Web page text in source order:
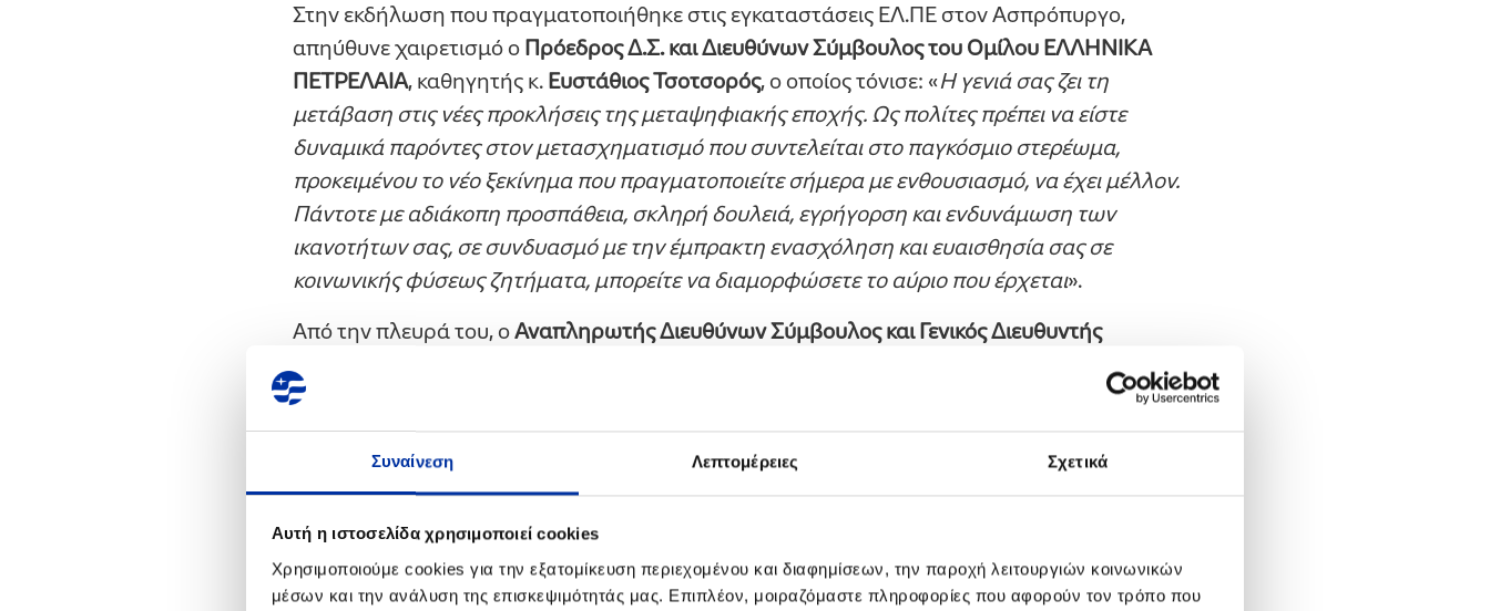
Συναίνεση Λεπτομέρειες Σχετικά
Αυτή η ιστοσελίδα χρησιμοποιεί cookies
Χρησιμοποιούμε cookies για την εξατομίκευση περιεχομένου και διαφημίσεων, την παροχή λειτουργιών κοινωνικών
μέσων και την ανάλυση της επισκεψιμότητάς μας. Επιπλέον, μοιραζόμαστε πληροφορίες που αφορούν τον τρόπο που
Στην εκδήλωση που πραγματοποιήθηκε στις εγκαταστάσεις ΕΛ.ΠΕ στον Ασπρόπυργο,
απηύθυνε χαιρετισμό ο Πρόεδρος Δ.Σ. και Διευθύνων Σύμβουλος του Ομίλου ΕΛΛΗΝΙΚΑ
ΠΕΤΡΕΛΑΙΑ, καθηγητής κ. Ευστάθιος Τσοτσορός, ο οποίος τόνισε: «Η γενιά σας ζει τη
μετάβαση στις νέες προκλήσεις της μεταψηφιακής εποχής. Ως πολίτες πρέπει να είστε
δυναμικά παρόντες στον μετασχηματισμό που συντελείται στο παγκόσμιο στερέωμα,
προκειμένου το νέο ξεκίνημα που πραγματοποιείτε σήμερα με ενθουσιασμό, να έχει μέλλον.
Πάντοτε με αδιάκοπη προσπάθεια, σκληρή δουλειά, εγρήγορση και ενδυνάμωση των
ικανοτήτων σας, σε συνδυασμό με την έμπρακτη ενασχόληση και ευαισθησία σας σε
κοινωνικής φύσεως ζητήματα, μπορείτε να διαμορφώσετε το αύριο που έρχεται».
Από την πλευρά του, οΑναπληρωτής Διευθύνων Σύμβουλος και Γενικός Διευθυντής
Οικονομικών του Ομίλου ΕΛΛΗΝΙΚΑ ΠΕΤΡΕΛΑΙΑ κ. Ανδρέας Σιάμισιης
, μιλώντας στους
αριστούχους φοιτητές στη Θεσσαλονίκη, επεσήμανε: «
ΠΕΤΡΕΛΑΙΑ, πρωτοβουλίες όπως η σημερινή έχουν στόχο να επιβραβεύσουν νέους ικανούς
ανθρώπους που αναζητούν να κάνουν τα πρώτα τους βήματα σε ένα δυναμικό περιβάλλον
διεθνούς ανταγωνισμού και να αποκτήσουν προοπτική για το μέλλον. Εσείς, έχοντας ήδη
σηκώσει ψηλά τον πήχη, οφείλετε να συνεχίσετε να επενδύετε στους εαυτούς σας
προκειμένου να κατακτήσετε τη γνώση, η οποία απαιτεί σκληρή προσπάθεια. Μέσα όμως
από αυτή τη διαδικασία θα σας δοθεί η δυνατότητα να διευρύνετε τους ορίζοντές σας και να